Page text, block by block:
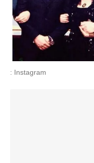
: Instagram